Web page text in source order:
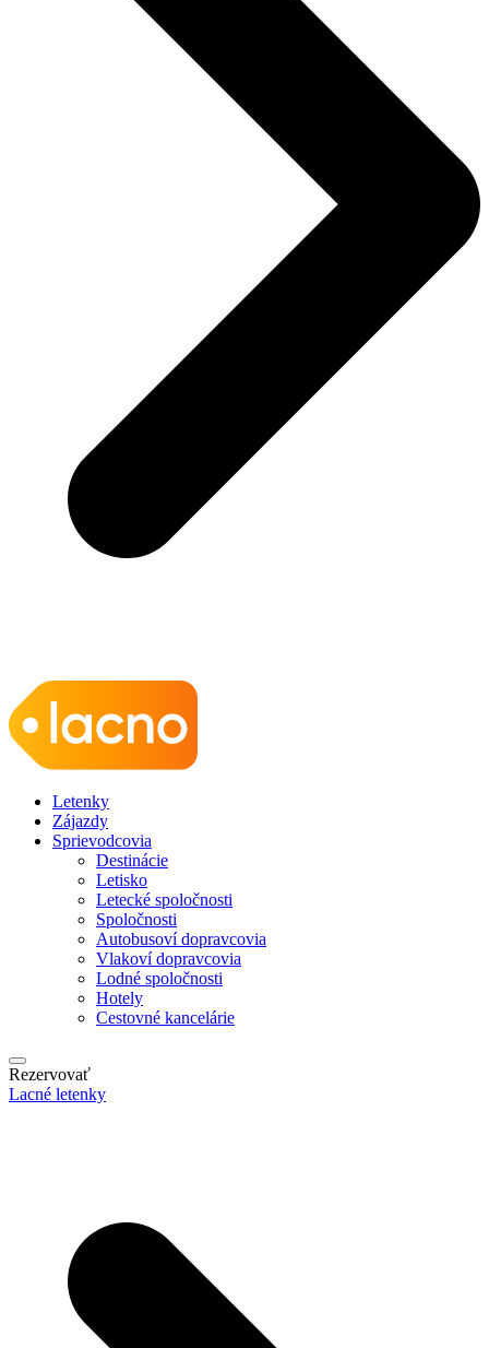
Letenky
Zájazdy
Sprievodcovia
Destinácie
Letisko
Letecké spoločnosti
Spoločnosti
Autobusoví dopravcovia
Vlakoví dopravcovia
Lodné spoločnosti
Hotely
Cestovné kancelárie
Rezervovať
Lacné letenky